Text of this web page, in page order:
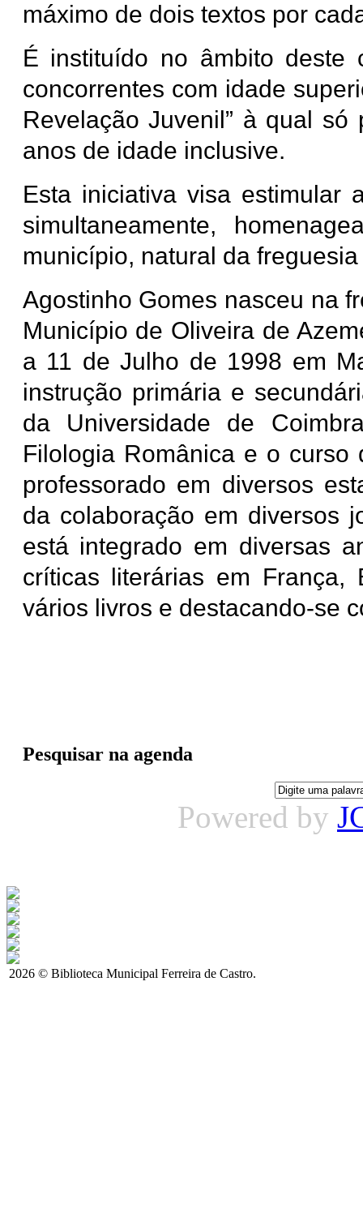
máximo de dois textos por
É instituído no âmbito deste
concorrentes com idade
Revelação Juvenil” à qual
anos de idade inclusive.
Esta iniciativa visa estimular
simultaneamente,
município, natural da
Agostinho Gomes nasceu na
Município de Oliveira de
a 11 de Julho de 1998 em
instrução primária e
da Universidade de
Filologia Românica e o curso
professorado em diversos
da colaboração em diversos
está integrado em diversas
críticas literárias em França,
vários livros e destacando-se
Pesquisar na agenda
Powered by
2026 © Biblioteca Municipal Ferreira de Castro.